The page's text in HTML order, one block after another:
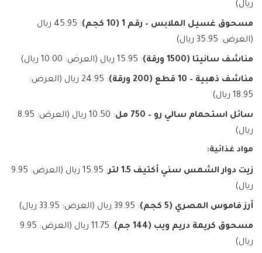
ريال)
مسحوق غسيل الملابس – رقم 1 (10 كجم)
: 45.95 ريال
(العرض: 35.95 ريال)
مناشف سانيتا (1500 ورقة) : 15.95 ريال (العرض: 10.00 ريال)
مناشف ذهبية – 10 قطع (200 ورقة)
: 24.95 ريال (العرض:
18.95 ريال)
سائل استحمام سالي رو – 750 مل
: 10.50 ريال (العرض: 8.95
ريال)
مواد غذائية:
زيت دوار الشمس سني أكتيف 1.5 لتر
: 15.95 ريال (العرض: 9.95
ريال)
أرز فاموس المصري (5 كجم) : 39.95 ريال (العرض: 33.95 ريال)
مسحوق كريمة دريم ويب (144 جم)
: 11.75 ريال (العرض: 9.95
ريال)